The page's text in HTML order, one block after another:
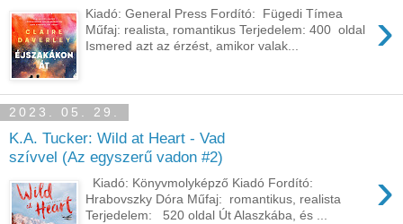
›
Kiadó: General Press Fordító: Fügedi Tímea
Műfaj: realista, romantikus Terjedelem: 400 oldal
Ismered azt az érzést, amikor valak...
2023. 05. 29.
K.A. Tucker: Wild at Heart - Vad
szívvel (Az egyszerű vadon #2)
›
Kiadó: Könyvmolyképző Kiadó Fordító:
Hrabovszky Dóra Műfaj: romantikus, realista
Terjedelem: 520 oldal Út ​Alaszkába, és ...